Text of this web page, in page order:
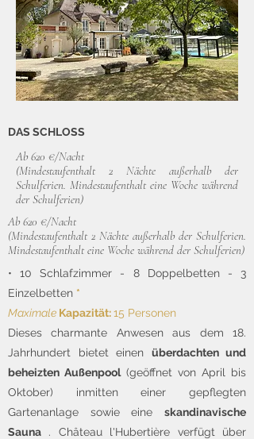
DAS SCHLOSS
Ab 620 €/Nacht
(Mindestaufenthalt 2 Nächte außerhalb der
Schulferien. Mindestaufenthalt eine Woche während
der Schulferien)
Ab 620 €/Nacht
(Mindestaufenthalt 2 Nächte außerhalb der Schulferien.
Mindestaufenthalt eine Woche während der Schulferien)
• 10 Schlafzimmer - 8 Doppelbetten - 3
Einzelbetten *
Maximale Kapazität:15 Personen
Dieses charmante Anwesen aus dem 18.
Jahrhundert bietet einen überdachten und
beheizten Außenpool(geöffnet von April bis
Oktober) inmitten einer gepflegten
Gartenanlage sowie eine skandinavische
Sauna . Château l'Hubertière verfügt über